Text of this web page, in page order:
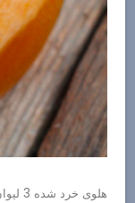
هلوی خرد شده 3 لیوان